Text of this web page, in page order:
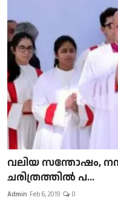
വലിയ സന്തോഷം,
ചരിത്രത്തിൽ പ...
Admin Feb 6, 2019 0